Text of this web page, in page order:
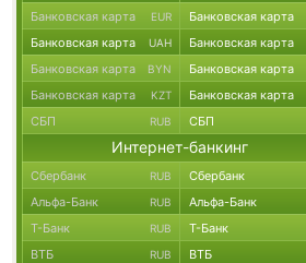
Банковская карта EUR Банковская карта
Банковская карта UAH Банковская карта
Банковская карта BYN Банковская карта
Банковская карта KZT Банковская карта
СБП RUB СБП
Интернет-банкинг
Сбербанк RUB Сбербанк
Альфа-Банк RUB Альфа-Банк
Т-Банк RUB Т-Банк
ВТБ RUB ВТБ